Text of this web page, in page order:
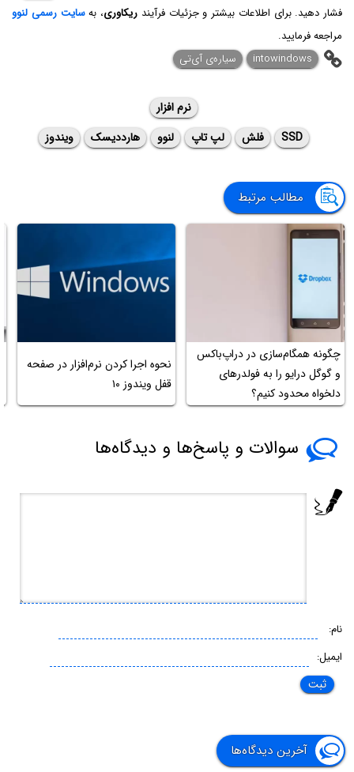
فشار دهید. برای اطلاعات بیشتر و جزئیات فرآیند ریکاوری، بهسایت رسمی لنوو
مراجعه فرمایید.
intowindows
سیاره‌ی ‌آی‌تی
نرم افزار
SSD
فلش لپ تاپ لنوو هارددیسک ویندوز
مطالب مرتبط
چگونه همگام‌سازی در دراپ‌باکس
و گوگل درایو را به فولدرهای
دلخواه محدود کنیم؟
نحوه اجرا کردن نرم‌افزار در صفحه
قفل ویندوز ۱۰
سوالات و پاسخ‌ها و دیدگاه‌ها
نام:
ایمیل:
آخرین دیدگاه‌ها